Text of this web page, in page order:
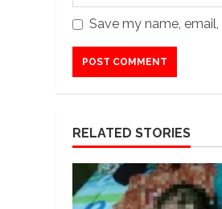
Save my name,
RELATED STORIES